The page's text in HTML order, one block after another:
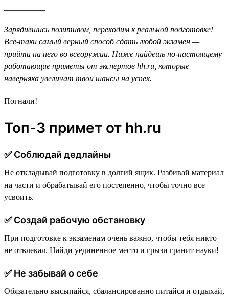
Зарядившись позитивом, переходим к реальной подготовке!
Все-таки самый верный способ сдать любой экзамен —
прийти на него во всеоружии. Ниже найдешь по-настоящему
работающие приметы от экспертов hh.ru, которые
наверняка увеличат твои шансы на успех.
Погнали!
Топ-3 примет от hh.ru
✅ Cоблюдай дедлайны
Не откладывай подготовку в долгий ящик. Разбивай материал
на части и обрабатывай его постепенно, чтобы точно все
усвоить.
✅ Создай рабочую обстановку
При подготовке к экзаменам очень важно, чтобы тебя никто
не отвлекал. Найди уединенное место и грызи гранит науки!
✅ Не забывай о себе
Обязательно высыпайся, сбалансированно питайся и отдыхай,